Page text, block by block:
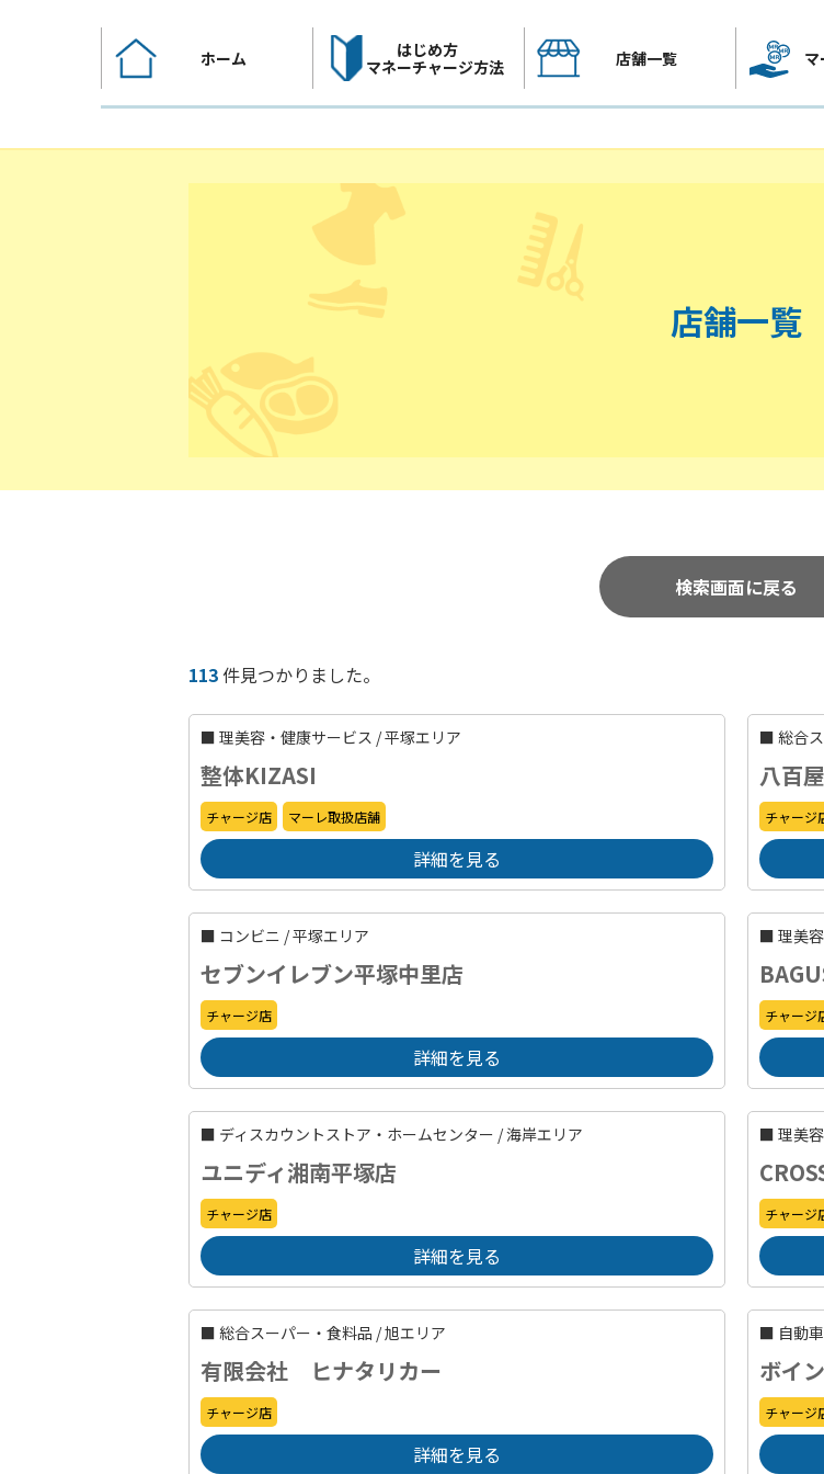
へ
ホーム
はじめ方
マネーチャージ方法
店舗一覧
店舗一覧
検索画面に戻る
113件見つかりました。
■ 理美容・健康サービス /平塚エリア
整体KIZASI
チャージ店 マーレ取扱店舗
詳細を見る
■ 総合
八百
チャージ
■ コンビニ /平塚エリア
セブンイレブン平塚中里店
チャージ店
詳細を見る
■ 理美
チャージ
■ ディスカウントストア・ホームセンター /海岸エリア
ユニディ湘南平塚店
チャージ店
詳細を見る
■ 理美
チャージ
■ 総合スーパー・食料品 /旭エリア
有限会社 ヒナタリカー
チャージ店
詳細を見る
■ 自動
ボイ
チャージ